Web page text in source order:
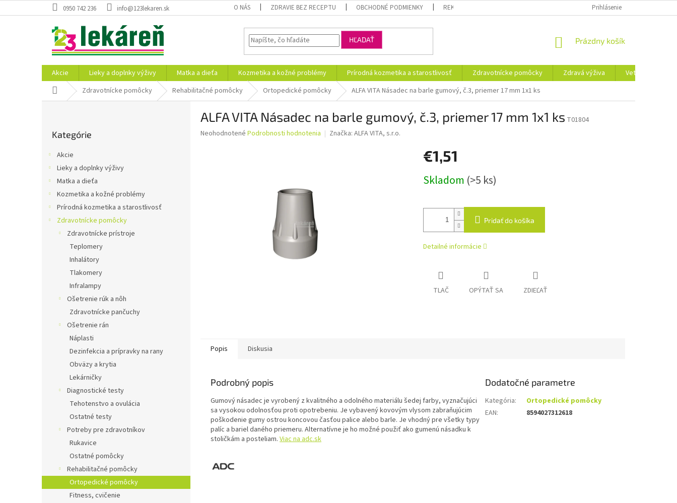
na
0950 742 236 info@123lekaren.sk O NÁS ZDRAVIE BEZ RECEPTU OBCHODNÉ PODMIENKY REKLAMAČNÝ FORMULÁR REKLAMAČNÝ PORIADOKPrihlásenie
HĽADAŤ
NÁKUPNÝ
Prázdny košík
Akcie Lieky a doplnky výživy Matka a dieťa Kozmetika a kožné problémy Prírodná kozmetika a starostlivosť Zdravotnícke pomôcky Zdravá výživa Veterina
Domov Zdravotnícke pomôcky Rehabilitačné pomôcky Ortopedické pomôcky ALFA VITA Násadec na barle gumový, č.3, priemer 17 mm 1x1 ks
kategórie
Kategórie
Akcie
Lieky a doplnky výživy
Matka a dieťa
Kozmetika a kožné problémy
Prírodná kozmetika a starostlivosť
Zdravotnícke pomôcky
Zdravotnícke prístroje
Teplomery
Inhalátory
Tlakomery
Infralampy
Ošetrenie rúk a nôh
Zdravotnícke pančuchy
Ošetrenie rán
Náplasti
Dezinfekcia a prípravky na rany
Obväzy a krytia
Lekárničky
Diagnostické testy
Tehotenstvo a ovulácia
Ostatné testy
Potreby pre zdravotníkov
Rukavice
Ostatné pomôcky
Rehabilitačné pomôcky
Ortopedické pomôcky
Fitness, cvičenie
ALFA VITA Násadec na barle gumový, č.3, priemer 17 mm 1x1 ks T01804
Priemerné
Neohodnotené Podrobnosti hodnotenia Značka: ALFA VITA, s.r.o.
€1,51
cena:
Skladom (>5 ks)
Pridať do košíka
Detailné informácie
TLAČ OPÝTAŤ SA ZDIEĽAŤ
Popis Diskusia
Podrobný popis
Gumový násadec je vyrobený z kvalitného a odolného materiálu šedej farby, vyznačujúci
sa vysokou odolnosťou proti opotrebeniu. Je vybavený kovovým vlysom zabraňujúcim
poškodenie gumy ostrou koncovou časťou palice alebo barle. Je vhodný pre všetky typy
palíc a bariel daného priemeru. Alternatívne je ho možné použiť ako gumenú násadku k
stoličkám a posteliam. Viac na adc.sk
Dodatočné parametre
Kategória:
Ortopedické pomôcky
EAN: 8594027312618